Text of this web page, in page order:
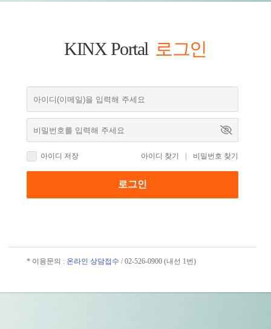
KINX Portal 로그인
아이디 저장 아이디 찾기 | 비밀번호 찾기
* 이용문의 : 온라인 상담접수 / 02-526-0900 (내선 1번)